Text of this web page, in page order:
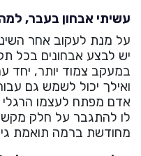
עשיתי אבחון בעבר,
על מנת לעקוב אחר
יש לבצע אבחונים בכל
במעקב צמוד יותר, יחד
ואילך יכול לשמש גם
אדם מפתח לעצמו הרגלי
לו להתגבר על חלק
מחודשת ברמה תואמת